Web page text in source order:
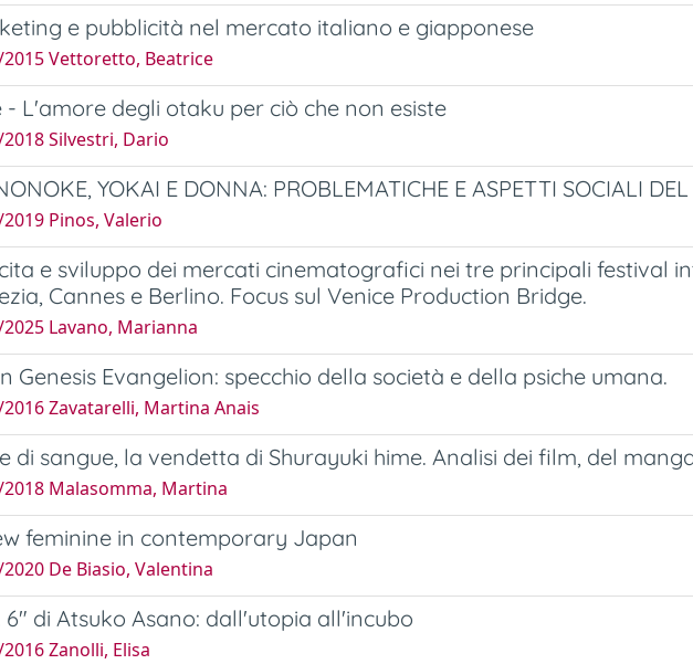
e pubblicità nel mercato italiano e giapponese
2015 Vettoretto, Beatrice
- L'amore degli otaku per ciò che non esiste
Silvestri, Dario
YOKAI E DONNA: PROBLEMATICHE E ASPETTI SOCIALI
Pinos, Valerio
e sviluppo dei mercati cinematografici nei tre principali festival
Cannes e Berlino. Focus sul Venice Production Bridge.
Lavano, Marianna
Genesis Evangelion: specchio della società e della psiche umana.
Zavatarelli, Martina Anais
di sangue, la vendetta di Shurayuki hime. Analisi dei film, del
Malasomma, Martina
feminine in contemporary Japan
De Biasio, Valentina
6" di Atsuko Asano: dall'utopia all'incubo
Zanolli, Elisa